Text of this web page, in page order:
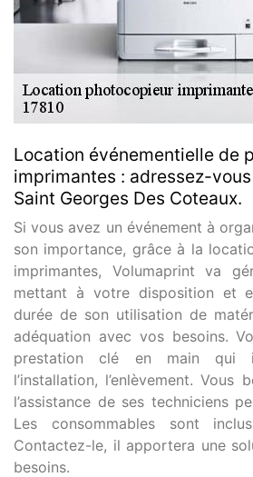
Location événementielle de
imprimantes : adressez-
Saint Georges Des Coteaux.
Si vous avez un événement à
son importance, grâce à la
imprimantes, Volumaprint va
mettant à votre disposition et
durée de son utilisation de
adéquation avec vos besoins.
prestation clé en main qui
l’installation, l’enlèvement. Vous
l’assistance de ses techniciens
Les consommables sont
Contactez-le, il apportera une
besoins.